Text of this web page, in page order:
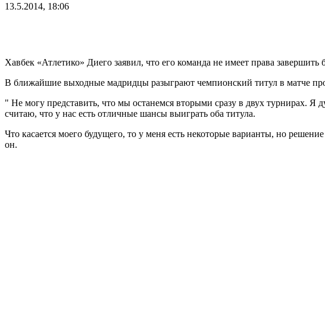
13.5.2014, 18:06
Хавбек «Атлетико» Диего заявил, что его команда не имеет права завершить
В ближайшие выходные мадридцы разыграют чемпионский титул в матче
" Не могу представить, что мы останемся вторыми сразу в двух турнирах.
считаю, что у нас есть отличные шансы выиграть оба титула.
Что касается моего будущего, то у меня есть некоторые варианты, но
он.